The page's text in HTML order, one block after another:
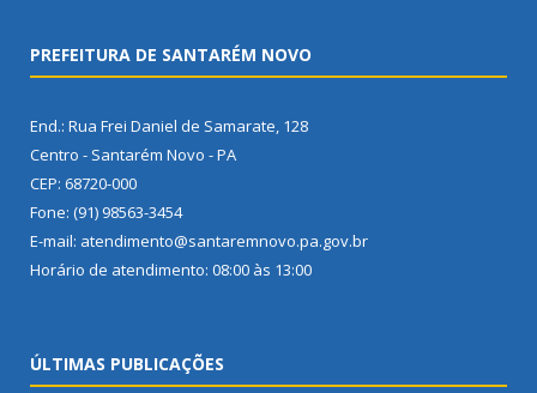
PREFEITURA DE SANTARÉM NOVO
End.: Rua Frei Daniel de Samarate, 128
Centro - Santarém Novo - PA
CEP: 68720-000
Fone: (91) 98563-3454
E-mail: atendimento@santaremnovo.pa.gov.br
Horário de atendimento: 08:00 às 13:00
ÚLTIMAS PUBLICAÇÕES